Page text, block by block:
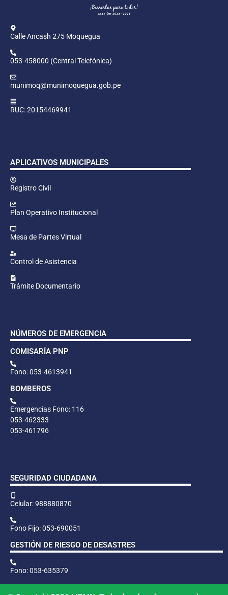
Calle Ancash 275 Moquegua
053-458000 (Central Telefónica)
munimoq@munimoquegua.gob.pe
RUC: 20154469941
APLICATIVOS MUNICIPALES
Registro Civil
Plan Operativo Institucional
Mesa de Partes Virtual
Control de Asistencia
Trámite Documentario
NÚMEROS DE EMERGENCIA
COMISARÍA PNP
Fono: 053-4613941
BOMBEROS
Emergencias Fono: 116
053-462333
053-461796
SEGURIDAD CIUDADANA
Celular: 988880870
Fono Fijo: 053-690051
GESTIÓN DE RIESGO DE DESASTRES
Fono: 053-635379